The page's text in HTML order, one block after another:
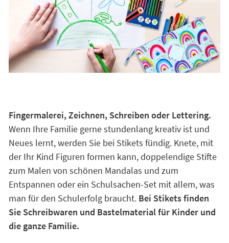
Fingermalerei, Zeichnen, Schreiben oder Lettering.
Wenn Ihre Familie gerne stundenlang kreativ ist und
Neues lernt, werden Sie bei Stikets fündig. Knete, mit
der Ihr Kind Figuren formen kann, doppelendige Stifte
zum Malen von schönen Mandalas und zum
Entspannen oder ein Schulsachen-Set mit allem, was
man für den Schulerfolg braucht. Bei Stikets finden
Sie Schreibwaren und Bastelmaterial für Kinder und
die ganze Familie.